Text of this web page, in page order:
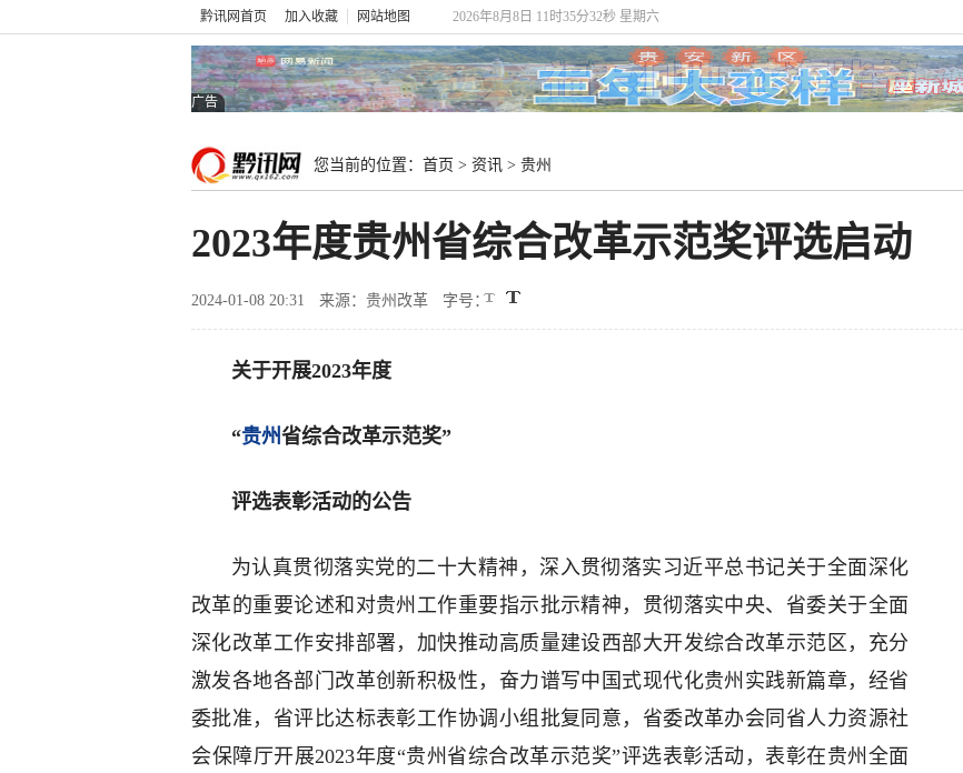
黔讯网首页 加入收藏 网站地图 2026年8月8日 11时35分33秒 星期六
广告
您当前的位置： 首页 > 资讯 > 贵州
2023年度贵州省综合改革示范奖评选启动
2024-01-08 20:31 来源：贵州改革 字号：
关于开展2023年度
“贵州省综合改革示范奖”
评选表彰活动的公告
为认真贯彻落实党的二十大精神，深入贯彻落实习近平总书记关于全面深化
改革的重要论述和对贵州工作重要指示批示精神，贯彻落实中央、省委关于全面
深化改革工作安排部署，加快推动高质量建设西部大开发综合改革示范区，充分
激发各地各部门改革创新积极性，奋力谱写中国式现代化贵州实践新篇章，经省
委批准，省评比达标表彰工作协调小组批复同意，省委改革办会同省人力资源社
会保障厅开展2023年度“贵州省综合改革示范奖”评选表彰活动，表彰在贵州全面